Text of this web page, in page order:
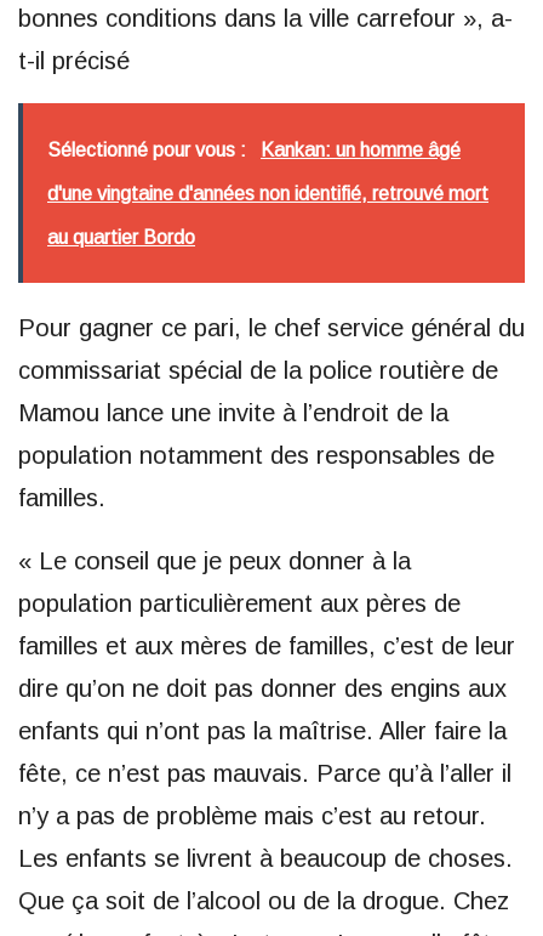
bonnes conditions dans la ville carrefour », a-
t-il précisé
Sélectionné pour vous : Kankan: un homme âgé
d'une vingtaine d'années non identifié, retrouvé mort
au quartier Bordo
Pour gagner ce pari, le chef service général du
commissariat spécial de la police routière de
Mamou lance une invite à l’endroit de la
population notamment des responsables de
familles.
« Le conseil que je peux donner à la
population particulièrement aux pères de
familles et aux mères de familles, c’est de leur
dire qu’on ne doit pas donner des engins aux
enfants qui n’ont pas la maîtrise. Aller faire la
fête, ce n’est pas mauvais. Parce qu’à l’aller il
n’y a pas de problème mais c’est au retour.
Les enfants se livrent à beaucoup de choses.
Que ça soit de l’alcool ou de la drogue. Chez